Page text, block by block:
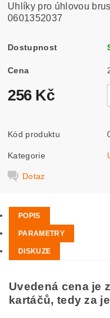
Uhlíky pro úhlovou
0601352037
Dostupnost
Cena
256 Kč
Kód produktu
Kategorie
Dotaz
POPIS
PARAMETRY
DISKUZE
Uvedená cena je
kartáčů, tedy za